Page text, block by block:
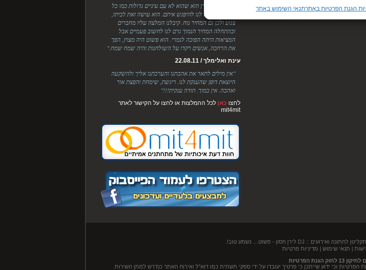
הגנת הפרטיות באתר​תנאי השימוש באתר
"היופי אצל לירן הוא שהוא לא עם עיניים גדולות כמו כל
הדיג'יים שיצא לנו להיפגש איתם. הוא עושה זאת לביתו,
צנוע ולכן גם המחיר נוח. קיבלנו המלצה עליו מחברים
ובהתחלה המחיר הנמוך גרם לנו לחשוב פעמיים אבל
המציאות היתה הפוכה לגמרי. הוא פשוט היה מצוין, הפך
את הרחבה, אנשים רקדו על השולחנות והיה שמח שמח."
עינת ואלימלך / 22.08.11
"אין מילים לתאר את אהבתנו והערכתנו אליך ולהשקעה
היוצאת דופן שהענקת לנו. ריגשת, שימחת והפצת אור
ואהבה. אין כמוך. תודה ענקית!!!"
לחצו כאן לכל ההמלצות או לחצו על הקישור לאתר
mit4mit
תקליטן לחתונה ואירועים :: DJ לירן חסון
- פשוט… נשמע טוב!.
| תנאי שימוש | מדיניות פרטיות
לחוק הגנת הפרטיות
וכי ידוע שייתכן כי פרטיך יעובדו על ידי ספקי תשתית כמו דוא"ל ואירוח האתר כנדרש למתן השירות.